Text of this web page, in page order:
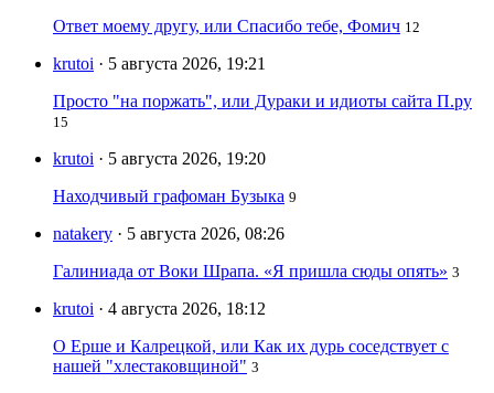
Ответ моему другу, или Спасибо тебе, Фомич 12
krutoi · 5 августа 2026, 19:21
Просто "на поржать", или Дураки и идиоты сайта П.ру
15
krutoi · 5 августа 2026, 19:20
Находчивый графоман Бузыка 9
natakery · 5 августа 2026, 08:26
Галиниада от Воки Шрапа. «Я пришла сюды опять» 3
krutoi · 4 августа 2026, 18:12
О Ерше и Калрецкой, или Как их дурь соседствует с
нашей "хлестаковщиной" 3